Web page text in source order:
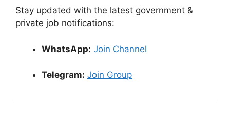
Stay updated with the latest government &
private job notifications:
WhatsApp: Join Channel
Telegram: Join Group